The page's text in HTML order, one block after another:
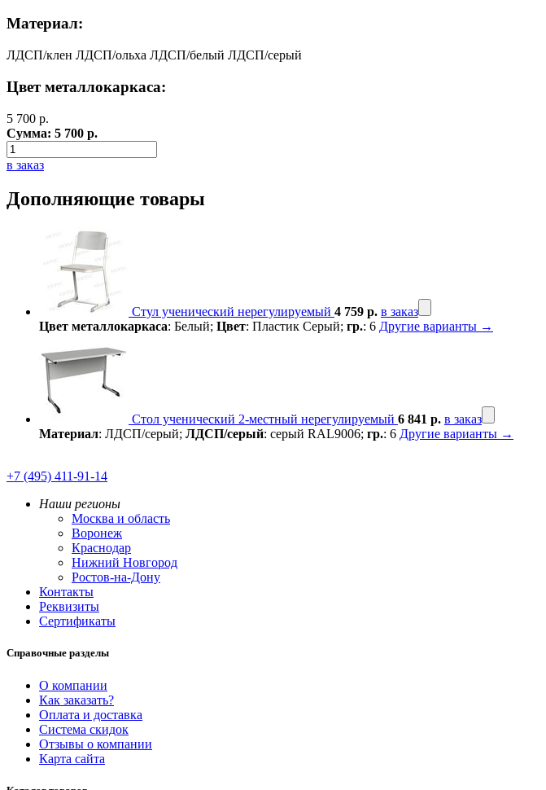
Материал:
ЛДСП/клен ЛДСП/ольха ЛДСП/белый ЛДСП/серый
Цвет металлокаркаса:
5 700 р.
Сумма: 5 700 р.
в заказ
Дополняющие товары
Стул ученический нерегулируемый 4 759 р. в заказ
Цвет металлокаркаса: Белый; Цвет: Пластик Серый; гр.: 6 Другие варианты →
Стол ученический 2-местный нерегулируемый 6 841 р. в заказ
Материал: ЛДСП/серый; ЛДСП/серый: серый RAL9006; гр.: 6 Другие варианты →
+7 (495) 411-91-14
Наши регионы
Москва и область
Воронеж
Краснодар
Нижний Новгород
Ростов-на-Дону
Контакты
Реквизиты
Сертификаты
Справочные разделы
О компании
Как заказать?
Оплата и доставка
Система скидок
Отзывы о компании
Карта сайта